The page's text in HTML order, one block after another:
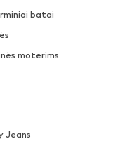
batai
moterims
Jeans